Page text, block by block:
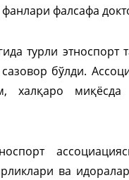
фалсафа
турли
бўлди.
халқаро
ва